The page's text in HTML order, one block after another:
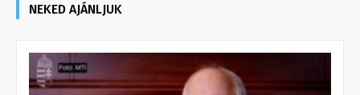
NEKED AJÁNLJUK